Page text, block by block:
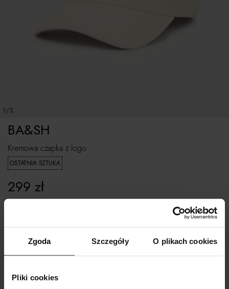
Zgoda Szczegóły O plikach cookies
Pliki cookies
1/3
Kremowa czapka z logo
OSTATNIA SZTUKA
BA&SH
299 zł
DODAJ DO KOSZYKA
Dostawa